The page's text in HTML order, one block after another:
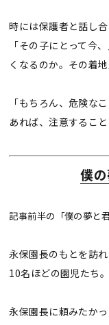
時には保護者と話し合
「その子にとって今
くなるのか。その着
「もちろん、危険な
あれば、注意するこ
僕の
記事前半の「僕の夢と
永保園長のもとを訪
10名ほどの園児たち。
永保園長に頼みたかっ